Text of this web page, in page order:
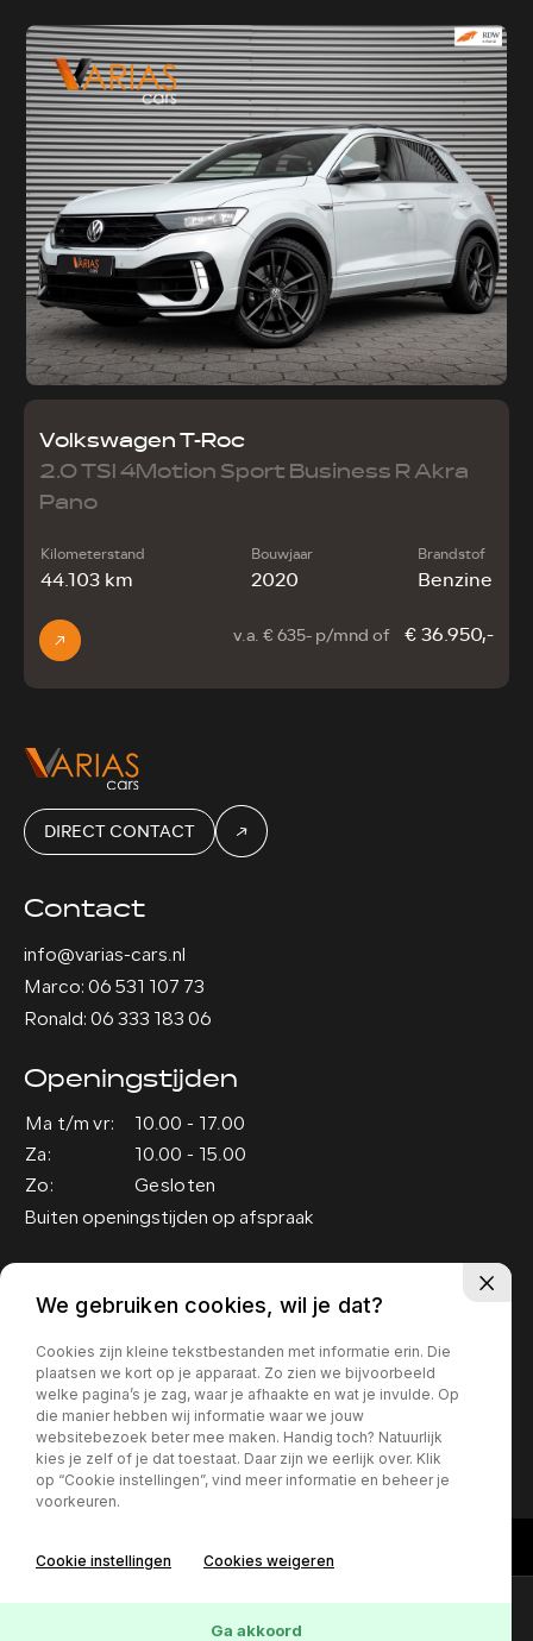
Volkswagen T-Roc
2.0 TSI 4Motion Sport Business R Akra
Pano
Kilometerstand
44.103 km
Bouwjaar
2020
Brandstof
Benzine
v.a. € 635- p/mnd of € 36.950,-
DIRECT CONTACT
Contact
info@varias-cars.nl
Marco: 06 531 107 73
Ronald: 06 333 183 06
Openingstijden
Ma t/m vr:
10.00 - 17.00
Za:
10.00 - 15.00
Zo:
Gesloten
Buiten openingstijden op afspraak
5151 RM Drunen
Privacy policy
We gebruiken cookies, wil je dat?
Cookies zijn kleine tekstbestanden met informatie erin. Die
plaatsen we kort op je apparaat. Zo zien we bijvoorbeeld
welke pagina’s je zag, waar je afhaakte en wat je invulde. Op
die manier hebben wij informatie waar we jouw
websitebezoek beter mee maken. Handig toch? Natuurlijk
kies je zelf of je dat toestaat. Daar zijn we eerlijk over. Klik
op “Cookie instellingen”, vind meer informatie en beheer je
voorkeuren.
Cookie instellingen Cookies weigeren
Ga akkoord